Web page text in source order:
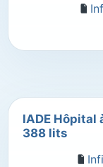
IADE Hôpital
388 lits